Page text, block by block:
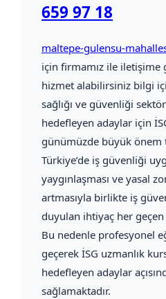
659 97 18
maltepe-gulensu-
için firmamız ile iletişime
hizmet alabilirsiniz bilgi
sağlığı ve güvenliği
hedefleyen adaylar için
günümüzde büyük önem
Türkiye’de iş güvenliği
yaygınlaşması ve yasal
artmasıyla birlikte iş
duyulan ihtiyaç her geçen
Bu nedenle profesyonel
geçerek İSG uzmanlık
hedefleyen adaylar
sağlamaktadır.